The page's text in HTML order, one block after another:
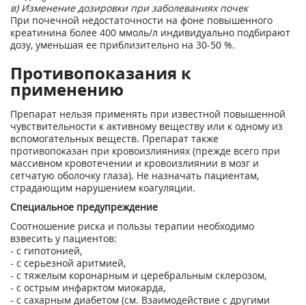
в) Изменение дозировки при заболеваниях почек
При почечной недостаточности на фоне повышенного
креатинина более 400 ммоль/л индивидуально подбирают
дозу, уменьшая ее приблизительно на 30-50 %.
Противопоказания к
применению
Препарат нельзя применять при известной повышенной
чувствительности к активному веществу или к одному из
вспомогательных веществ. Препарат также
противопоказан при кровоизлияниях (прежде всего при
массивном кровотечении и кровоизлиянии в мозг и
сетчатую оболочку глаза). Не назначать пациентам,
страдающим нарушением коагуляции.
Специальное предупреждение
Соотношение риска и пользы терапии необходимо
взвесить у пациентов:
- с гипотонией,
- с серьезной аритмией,
- с тяжелым коронарным и церебральным склерозом,
- с острым инфарктом миокарда,
- с сахарным диабетом (см. Взаимодействие с другими